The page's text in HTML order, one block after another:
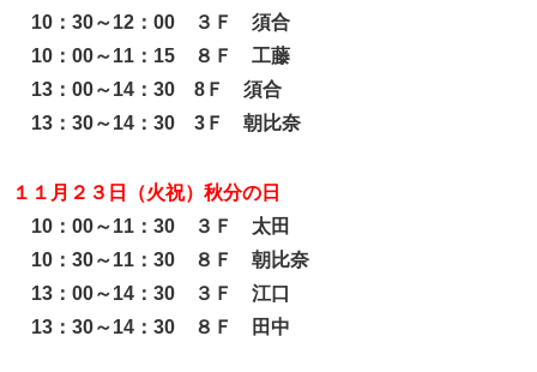
10：30～12：00 ３Ｆ 須合
10：00～11：15 ８Ｆ 工藤
13：00～14：30 8Ｆ 須合
13：30～14：30 3Ｆ 朝比奈
１１月２３日（火祝）秋分の日
10：00～11：30 ３Ｆ 太田
10：30～11：30 ８Ｆ 朝比奈
13：00～14：30 ３Ｆ 江口
13：30～14：30 ８Ｆ 田中